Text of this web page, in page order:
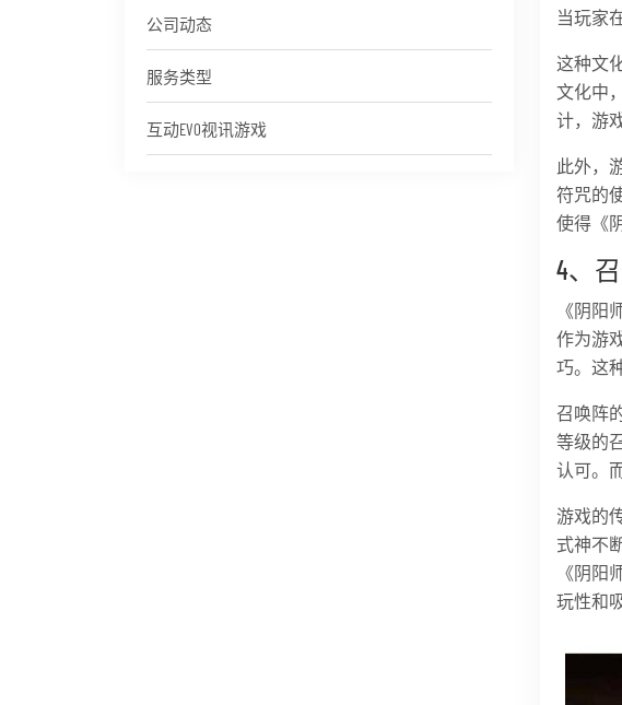
公司动态
服务类型
互动EVO视讯游戏
当玩家
这种文
文化中
计，游
此外，
符咒的
使得《
4、
《阴阳
作为游
巧。这
召唤阵
等级的
认可。
游戏的
式神不
《阴阳
玩性和